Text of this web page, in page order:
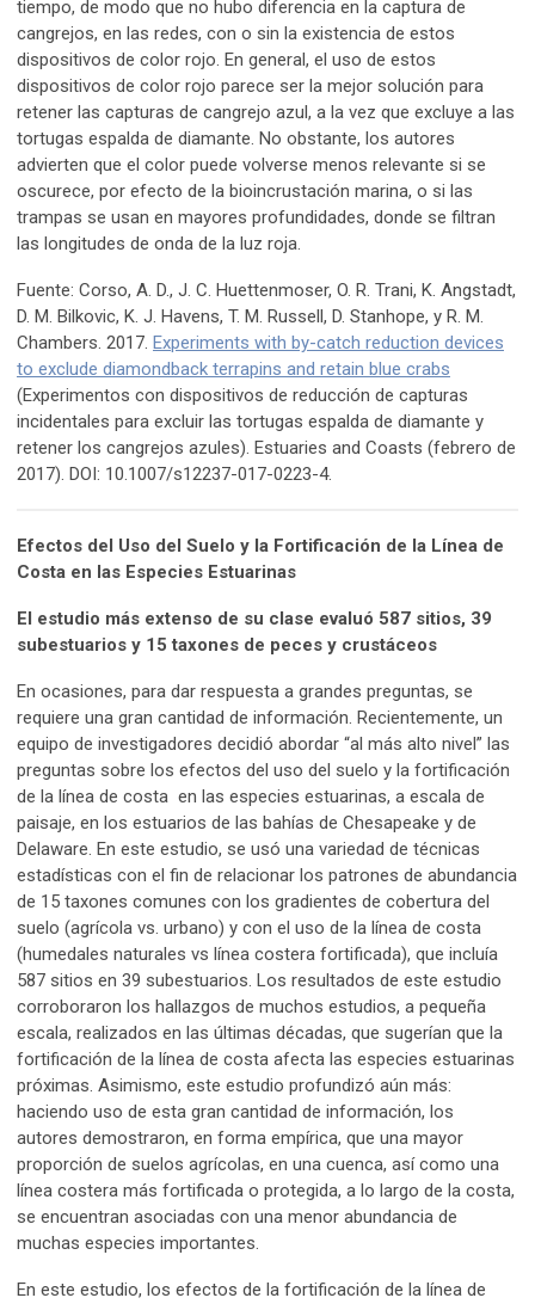
tiempo, de modo que no hubo diferencia en la captura de
cangrejos, en las redes, con o sin la existencia de estos
dispositivos de color rojo. En general, el uso de estos
dispositivos de color rojo parece ser la mejor solución para
retener las capturas de cangrejo azul, a la vez que excluye a las
tortugas espalda de diamante. No obstante, los autores
advierten que el color puede volverse menos relevante si se
oscurece, por efecto de la bioincrustación marina, o si las
trampas se usan en mayores profundidades, donde se filtran
las longitudes de onda de la luz roja.
Fuente: Corso, A. D., J. C. Huettenmoser, O. R. Trani, K. Angstadt,
D. M. Bilkovic, K. J. Havens, T. M. Russell, D. Stanhope, y R. M.
Chambers. 2017. Experiments with by-catch reduction devices
to exclude diamondback terrapins and retain blue crabs
(Experimentos con dispositivos de reducción de capturas
incidentales para excluir las tortugas espalda de diamante y
retener los cangrejos azules). Estuaries and Coasts (febrero de
2017). DOI: 10.1007/s12237-017-0223-4.
Efectos del Uso del Suelo y la Fortificación de la Línea de
Costa en las Especies Estuarinas
El estudio más extenso de su clase evaluó 587 sitios, 39
subestuarios y 15 taxones de peces y crustáceos
En ocasiones, para dar respuesta a grandes preguntas, se
requiere una gran cantidad de información. Recientemente, un
equipo de investigadores decidió abordar “al más alto nivel” las
preguntas sobre los efectos del uso del suelo y la fortificación
de la línea de costa en las especies estuarinas, a escala de
paisaje, en los estuarios de las bahías de Chesapeake y de
Delaware. En este estudio, se usó una variedad de técnicas
estadísticas con el fin de relacionar los patrones de abundancia
de 15 taxones comunes con los gradientes de cobertura del
suelo (agrícola vs. urbano) y con el uso de la línea de costa
(humedales naturales vs línea costera fortificada), que incluía
587 sitios en 39 subestuarios. Los resultados de este estudio
corroboraron los hallazgos de muchos estudios, a pequeña
escala, realizados en las últimas décadas, que sugerían que la
fortificación de la línea de costa afecta las especies estuarinas
próximas. Asimismo, este estudio profundizó aún más:
haciendo uso de esta gran cantidad de información, los
autores demostraron, en forma empírica, que una mayor
proporción de suelos agrícolas, en una cuenca, así como una
línea costera más fortificada o protegida, a lo largo de la costa,
se encuentran asociadas con una menor abundancia de
muchas especies importantes.
En este estudio, los efectos de la fortificación de la línea de